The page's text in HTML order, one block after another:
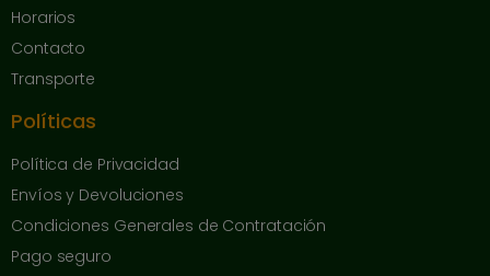
Horarios
Contacto
Transporte
Políticas
Política de Privacidad
Envíos y Devoluciones
Condiciones Generales de Contratación
Pago seguro